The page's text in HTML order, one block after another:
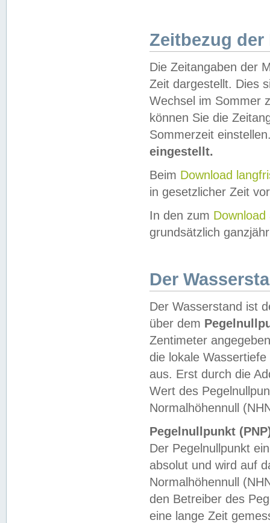
Zeitbezug der
Die Zeitangaben der
Zeit dargestellt. Dies
Wechsel im Sommer
können Sie die
Sommerzeit
eingestellt.
Beim Download
in gesetzlicher Zeit
In den zum Download
grundsätzlich
Der
Der Wasserstand ist
über dem
Zentimeter
die lokale
aus. Erst durch die
Wert des
Normalhöhennull
Pegelnullpunkt
Der Pegelnullpunkt
absolut und wird auf
Normalhöhennull
den Betreiber des
eine lange Zeit